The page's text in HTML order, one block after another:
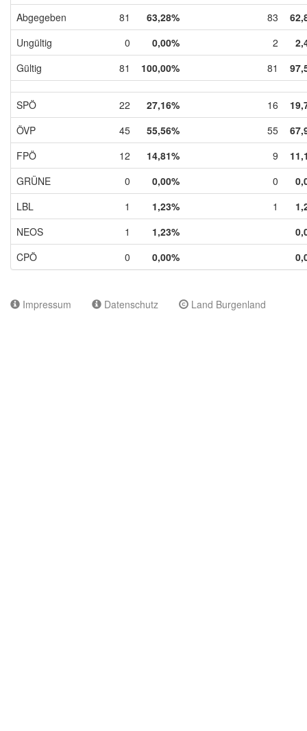
Abgegeben
81 63,28% 83
Ungültig
0 0,00% 2
Gültig
81 100,00% 81
SPÖ 22 27,16% 16
ÖVP
45 55,56% 55
FPÖ
12 14,81% 9
GRÜNE
0 0,00% 0
LBL
1 1,23% 1
NEOS
1 1,23%
CPÖ
0 0,00%
Impressum Datenschutz Land Burgenland